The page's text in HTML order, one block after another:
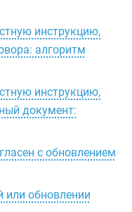
инструкцию,
алгоритм
инструкцию,
документ:
с обновлением
или обновлении